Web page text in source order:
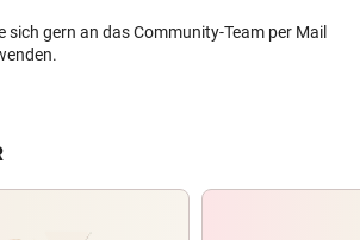
sich gern an das Community-Team per Mail